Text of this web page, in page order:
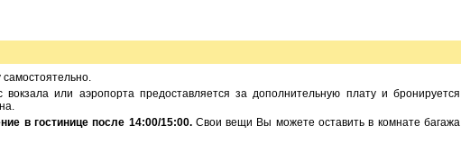
самостоятельно.
или аэропорта предоставляется за дополнительную плату и бронируется
в гостинице после 14:00/15:00.Свои вещи Вы можете оставить в комнате багажа